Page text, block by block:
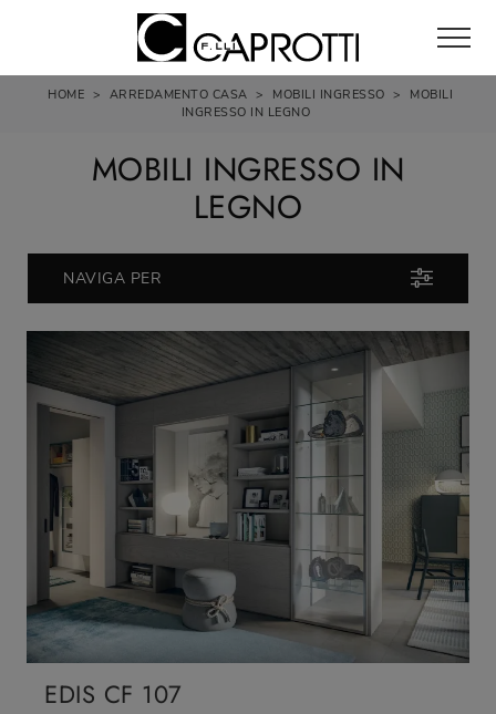
HOME > ARREDAMENTO CASA > MOBILI INGRESSO >
MOBILI
INGRESSO IN LEGNO
MOBILI INGRESSO IN
LEGNO
NAVIGA PER
EDIS CF 107